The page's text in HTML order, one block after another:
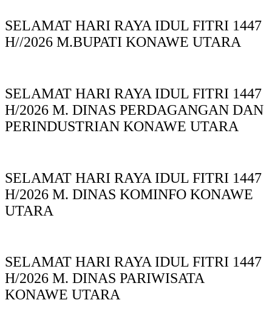
SELAMAT HARI RAYA IDUL FITRI 1447
H//2026 M.BUPATI KONAWE UTARA
SELAMAT HARI RAYA IDUL FITRI 1447
H/2026 M. DINAS PERDAGANGAN DAN
PERINDUSTRIAN KONAWE UTARA
SELAMAT HARI RAYA IDUL FITRI 1447
H/2026 M. DINAS KOMINFO KONAWE
UTARA
SELAMAT HARI RAYA IDUL FITRI 1447
H/2026 M. DINAS PARIWISATA
KONAWE UTARA